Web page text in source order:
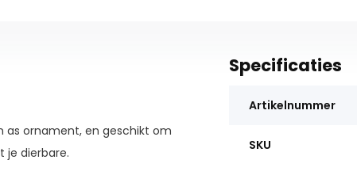
ornament, en geschikt om
je dierbare.
Specificaties
Artikelnummer
SKU